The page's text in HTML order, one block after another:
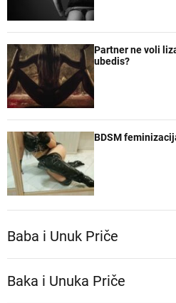
Partner ne voli
ubedis?
BDSM
Baba i Unuk Priče
Baka i Unuka Pričе